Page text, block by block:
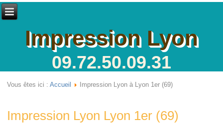
Impression Lyon
09.72.50.09.31
Vous êtes ici :Accueil Impression Lyon à Lyon 1er (69)
Impression Lyon Lyon 1er (69)